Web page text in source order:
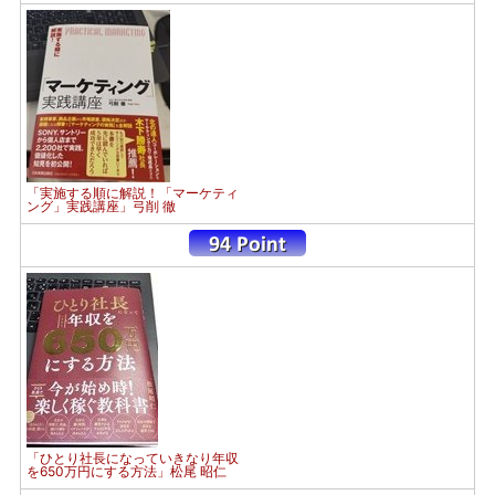
「実施する順に解説！「マーケティ
ング」実践講座」弓削 徹
「ひとり社長になっていきなり年収
を650万円にする方法」松尾 昭仁